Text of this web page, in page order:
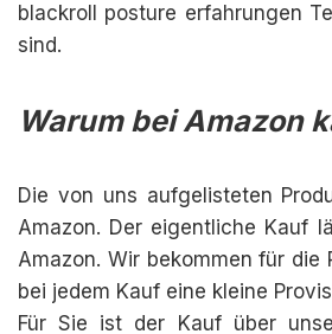
blackroll posture erfahrungen
sind.
Warum bei Amazon
Die von uns aufgelisteten
Amazon. Der eigentliche Kauf
Amazon. Wir bekommen für die
bei jedem Kauf eine kleine
Für Sie ist der Kauf über